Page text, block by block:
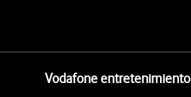
Vodafone entretenimiento